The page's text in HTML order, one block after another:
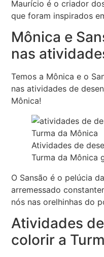
Maurício é o criador
que foram inspirados
Mônica e
nas
Temos a Mônica e o
nas atividades de
Mônica!
Atividades de
Turma da Mônica
O Sansão é o pelúcia
arremessado
nós nas orelhinhas do
Atividades
colorir a